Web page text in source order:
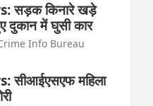
सड़क किनारे खड़े
दुकान में घुसी कार
Info Bureau
सीआईएसएफ महिला